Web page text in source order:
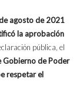
agosto de 2021
la aprobación
pública, el
Gobierno de Poder
respetar el